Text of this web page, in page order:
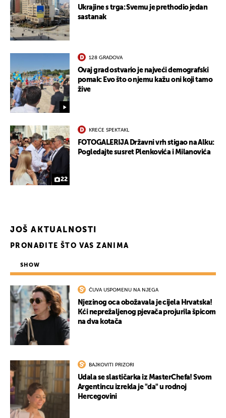
Ukrajine s trga: Svemu je prethodio jedan
sastanak
128 GRADOVA
Ovaj grad ostvario je najveći demografski
pomak: Evo što o njemu kažu oni koji tamo
žive
22
KREĆE SPEKTAKL
FOTOGALERIJA Državni vrh stigao na Alku:
Pogledajte susret Plenkovića i Milanovića
JOŠ AKTUALNOSTI
PRONAĐITE ŠTO VAS ZANIMA
SHOW
ČUVA USPOMENU NA NJEGA
Njezinog oca obožavala je cijela Hrvatska!
Kći neprežaljenog pjevača projurila špicom
na dva kotača
BAJKOVITI PRIZORI
Udala se slastičarka iz MasterChefa! Svom
Argentincu izrekla je "da" u rodnoj
Hercegovini
UKLJUČITE NOTIFIKACIJE